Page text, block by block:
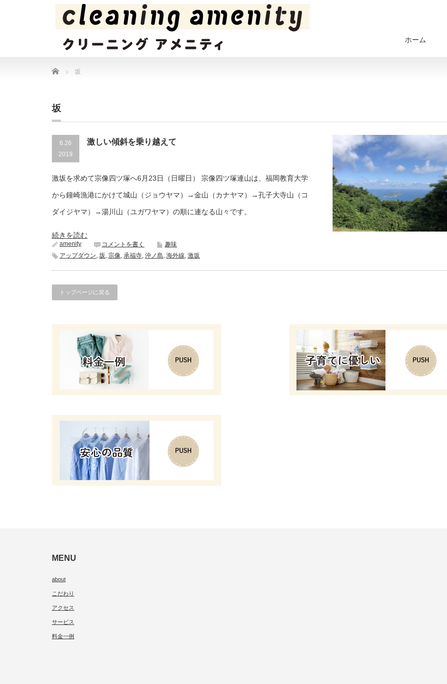
ホーム
Home 坂
坂
6.26
2019
激しい傾斜を乗り越えて
激坂を求めて宗像四ツ塚へ6月23日（日曜日） 宗像四ツ塚連山は、福岡教育大学
から鐘崎漁港にかけて城山（ジョウヤマ）→金山（カナヤマ）→孔子大寺山（コ
ダイジヤマ）→湯川山（ユガワヤマ）の順に連なる山々です。
続きを読む
amenity コメントを書く
趣味
アップダウン, 坂, 宗像, 承福寺, 沖ノ島, 海外線, 激坂
トップページに戻る
MENU
about
こだわり
アクセス
サービス
料金一例